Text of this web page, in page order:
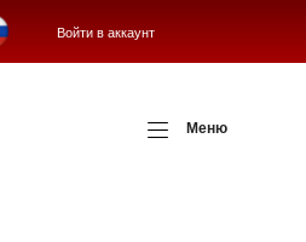
Войти в аккаунт
Меню